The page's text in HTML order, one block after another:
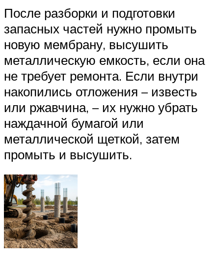
После разборки и подготовки
запасных частей нужно промыть
новую мембрану, высушить
металлическую емкость, если она
не требует ремонта. Если внутри
накопились отложения – известь
или ржавчина, – их нужно убрать
наждачной бумагой или
металлической щеткой, затем
промыть и высушить.